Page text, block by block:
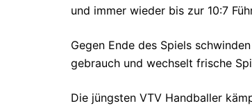
und immer wieder bis zur 10:7
Gegen Ende des Spiels
gebrauch und wechselt frische
Die jüngsten VTV Handballer